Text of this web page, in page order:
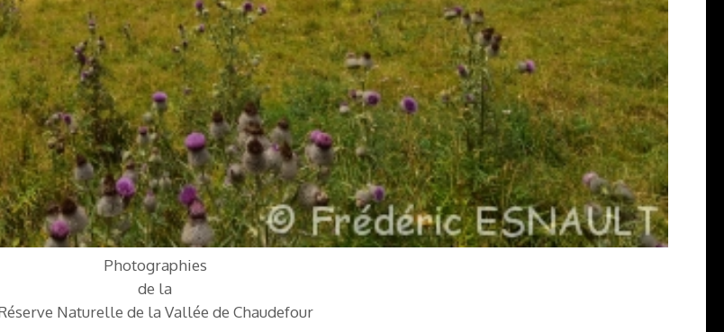
Photographies
de la
Naturelle de la Vallée de Chaudefour